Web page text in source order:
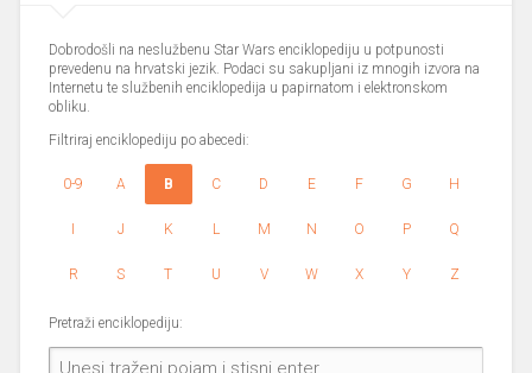
Dobrodošli na neslužbenu Star Wars enciklopediju u potpunosti
prevedenu na hrvatski jezik. Podaci su sakupljani iz mnogih izvora na
Internetu te službenih enciklopedija u papirnatom i elektronskom
obliku.
Filtriraj enciklopediju po abecedi:
0-9 A B C D E F G H
I J K L M N O P Q
R S T U V W X Y Z
Pretraži enciklopediju: